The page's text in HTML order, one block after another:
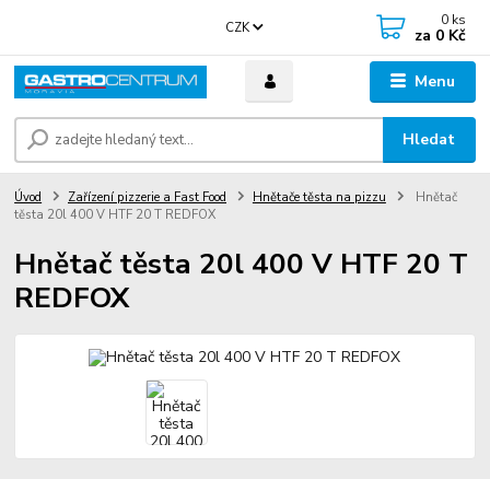
Menu
CZK
Hledat
0 ks
za 0 Kč
Úvod Zařízení pizzerie a Fast Food Hnětače těsta na pizzu
Hnětač
těsta 20l 400 V HTF 20 T REDFOX
Hnětač těsta 20l 400 V HTF 20 T
REDFOX